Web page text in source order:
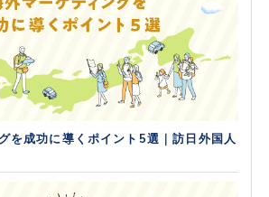
を成功に導くポイント5選｜訪日外国人